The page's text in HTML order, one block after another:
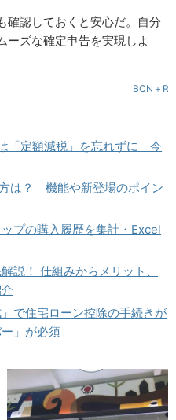
確認しておくと安心だ。自分
ーズな確定申告を実現しよ
BCN＋R
「定額減税」を忘れずに 今
は？ 機能や新登場のポイン
プの購入履歴を集計・Excel
説！ 仕組みからメリット、
で住宅ローン控除の手続きが
」が必須